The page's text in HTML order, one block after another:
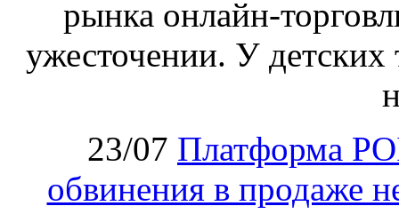
рынка онлайн-
ужесточении. У детских
23/07 Платформа
обвинения в продаже